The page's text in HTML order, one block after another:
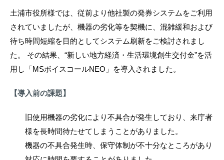
土浦市役所様では、従前より他社製の発券システムをご利用
されていましたが、機器の劣化等を契機に、混雑緩和および
待ち時間短縮を目的としてシステム刷新をご検討されまし
た。 その結果、“新しい地方経済・生活環境創生交付金”を活
用し「MSボイスコールNEO」を導入されました。
【導入前の課題】
旧使用機器の劣化により不具合が発生しており、来庁者
様を長時間待たせてしまうことがありました。
機器の不具合発生時、保守体制が不十分なところがあり